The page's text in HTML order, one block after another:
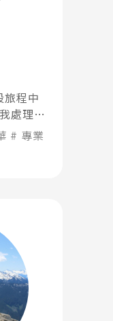
教育學區
旅程中
處理申
供支
生的國
專業